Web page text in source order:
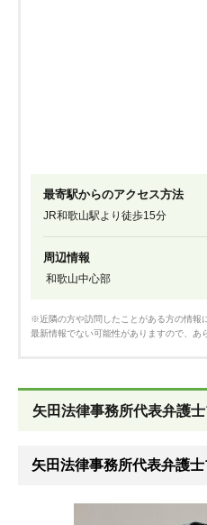
最寄駅からのアクセス方法
JR和歌山駅より徒歩15分
周辺情報
和歌山中心部
※近隣の方や訪問したことがある方の情報
最新情報でない可能性がありますので、あ
矢田法律事務所代表弁護
矢田法律事務所代表弁護